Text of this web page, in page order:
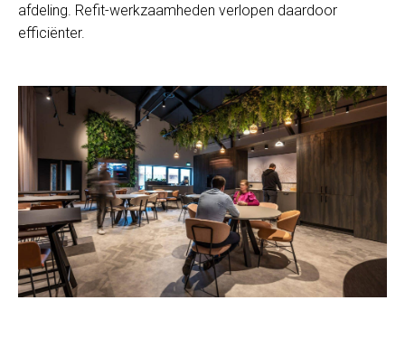
afdeling. Refit-werkzaamheden verlopen daardoor
efficiënter.